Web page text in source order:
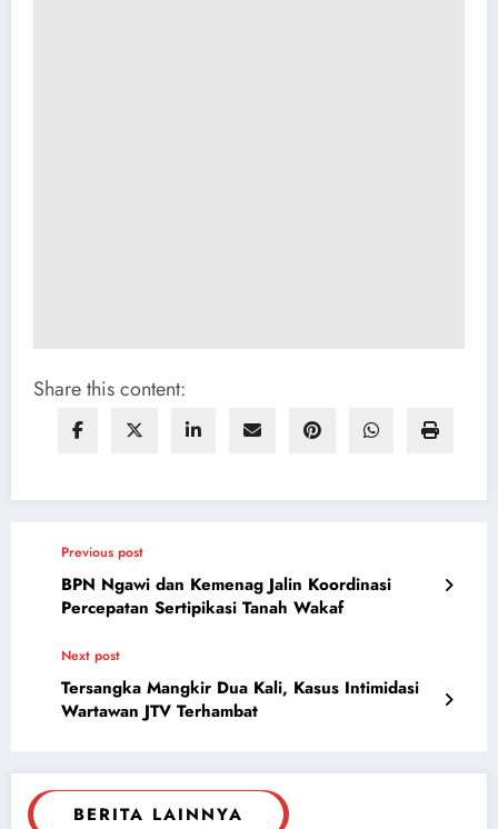
Share this content:
Previous post
BPN Ngawi dan Kemenag Jalin Koordinasi
Percepatan Sertipikasi Tanah Wakaf
Next post
Tersangka Mangkir Dua Kali, Kasus Intimidasi
Wartawan JTV Terhambat
BERITA LAINNYA